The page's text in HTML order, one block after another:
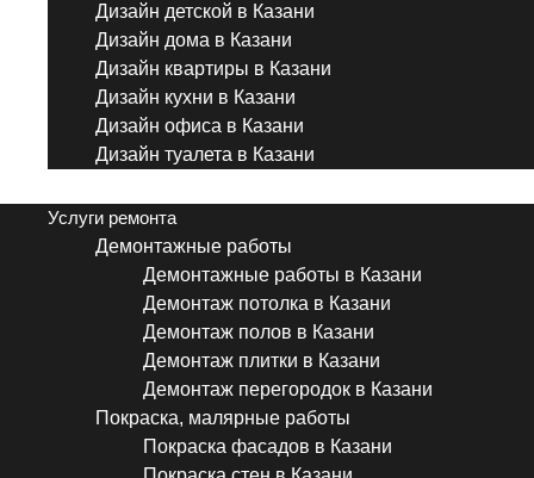
Дизайн детской в Казани
Дизайн дома в Казани
Дизайн квартиры в Казани
Дизайн кухни в Казани
Дизайн офиса в Казани
Дизайн туалета в Казани
Услуги ремонта
Демонтажные работы
Демонтажные работы в Казани
Демонтаж потолка в Казани
Демонтаж полов в Казани
Демонтаж плитки в Казани
Демонтаж перегородок в Казани
Покраска, малярные работы
Покраска фасадов в Казани